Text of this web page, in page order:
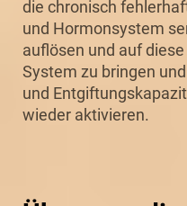
die chronisch
und Hormonsystem
auflösen und auf
System zu bringen
und
wieder aktivieren.